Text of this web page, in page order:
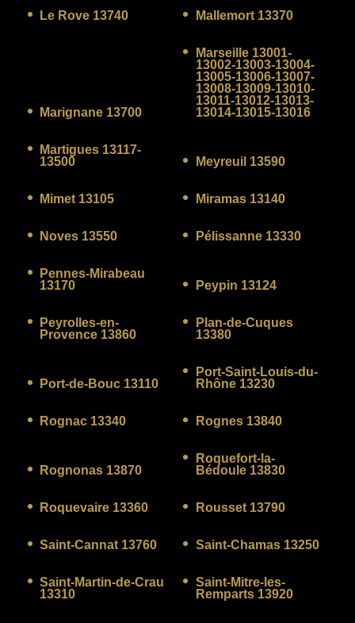
Le Rove 13740 Mallemort 13370
Marignane 13700
Marseille 13001-
13002-13003-13004-
13005-13006-13007-
13008-13009-13010-
13011-13012-13013-
13014-13015-13016
Martigues 13117-
13500
Meyreuil 13590
Mimet 13105 Miramas 13140
Noves 13550 Pélissanne 13330
Pennes-Mirabeau
13170
Peypin 13124
Peyrolles-en-
Provence 13860
Plan-de-Cuques
13380
Port-de-Bouc 13110
Port-Saint-Louis-du-
Rhône 13230
Rognac 13340 Rognes 13840
Rognonas 13870
Roquefort-la-
Bédoule 13830
Roquevaire 13360 Rousset 13790
Saint-Cannat 13760 Saint-Chamas 13250
Saint-Martin-de-Crau
13310
Saint-Mitre-les-
Remparts 13920